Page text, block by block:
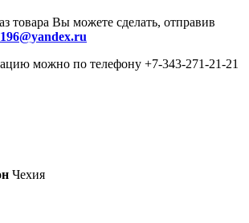
товара Вы можете сделать, отправив
можно по телефону +7-343-271-21-21
Чехия